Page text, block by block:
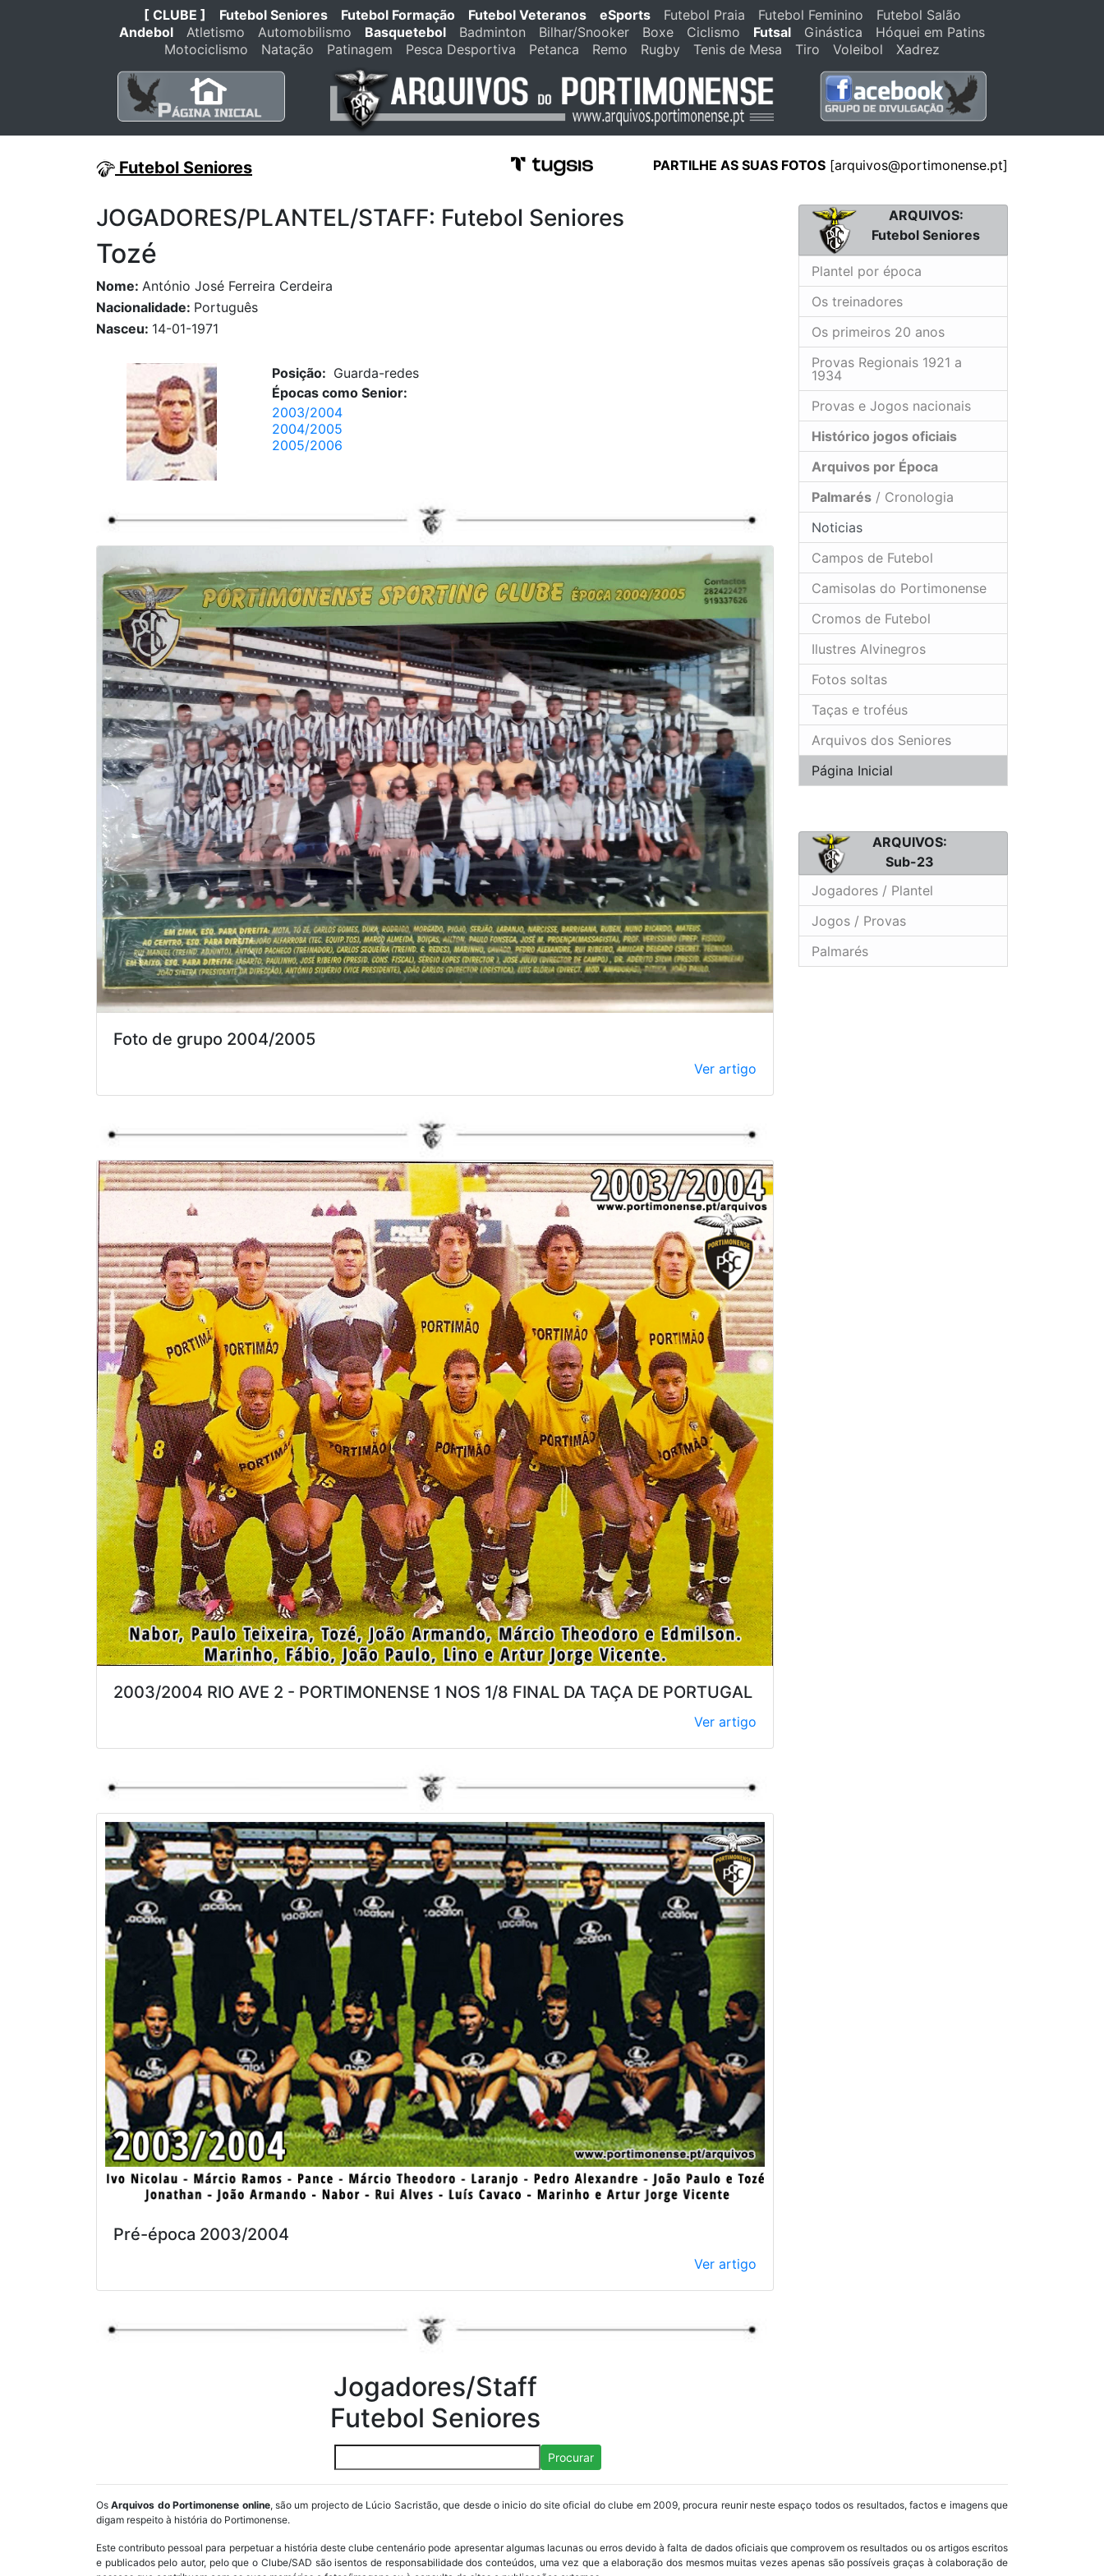
[ CLUBE ] Futebol Seniores Futebol Formação Futebol Veteranos eSports Futebol Praia Futebol Feminino
Futebol Salão
Andebol
Atletismo Automobilismo Basquetebol Badminton Bilhar/Snooker Boxe Ciclismo Futsal Ginástica
Hóquei em Patins
Motociclismo
Natação Patinagem Pesca Desportiva Petanca Remo Rugby Tenis de Mesa Tiro Voleibol Xadrez
Futebol Seniores PARTILHE AS SUAS FOTOS [arquivos@portimonense.pt]
JOGADORES/PLANTEL/STAFF: Futebol Seniores
Tozé
Nome: António José Ferreira Cerdeira
Nacionalidade: Português
Nasceu: 14-01-1971
Posição: Guarda-redes
Épocas como Senior:
2003/2004
2004/2005
2005/2006
Foto de grupo 2004/2005
Ver artigo
2003/2004 RIO AVE 2 - PORTIMONENSE 1 NOS 1/8 FINAL DA TAÇA DE PORTUGAL
Ver artigo
Pré-época 2003/2004
Ver artigo
Jogadores/Staff
Futebol Seniores
Procurar
ARQUIVOS:
Futebol Seniores
Plantel por época
Os treinadores
Os primeiros 20 anos
Provas Regionais 1921 a
1934
Provas e Jogos nacionais
Histórico jogos oficiais
Arquivos por Época
Palmarés / Cronologia
Noticias
Campos de Futebol
Camisolas do Portimonense
Cromos de Futebol
Ilustres Alvinegros
Fotos soltas
Taças e troféus
Arquivos dos Seniores
Página Inicial
ARQUIVOS:
Sub-23
Jogadores / Plantel
Jogos / Provas
Palmarés
OsArquivos do Portimonense online, são um projecto de Lúcio Sacristão, que desde o inicio do site oficial do clube em 2009, procura reunir neste espaço todos os resultados, factos e imagens que
digam respeito à história do Portimonense.
Este contributo pessoal para perpetuar a história deste clube centenário pode apresentar algumas lacunas ou erros devido à falta de dados oficiais que comprovem os resultados ou os artigos escritos
e publicados pelo autor, pelo que o Clube/SAD são isentos de responsabilidade dos conteúdos, uma vez que a elaboração dos mesmos muitas vezes apenas são possíveis graças à colaboração de